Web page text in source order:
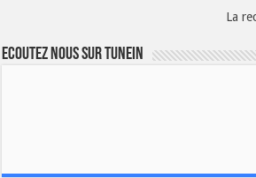
La
Ecoutez nous sur TuneIn